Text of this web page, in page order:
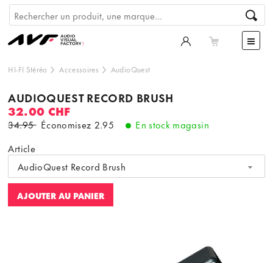
HI-FI Stéréo Accessoires AudioQuest
AUDIOQUEST RECORD BRUSH
32.00 CHF
34.95 Économisez 2.95
En stock magasin
Article
AudioQuest Record Brush
AJOUTER AU PANIER